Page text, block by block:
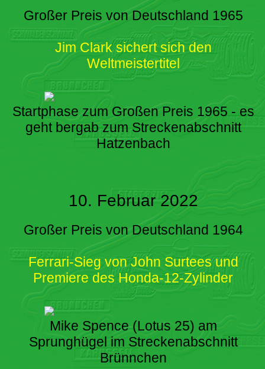
Großer Preis von Deutschland 1965
Jim Clark sichert sich den
Weltmeistertitel
Startphase zum Großen Preis 1965 - es
geht bergab zum Streckenabschnitt
Hatzenbach
10. Februar 2022
Großer Preis von Deutschland 1964
Ferrari-Sieg von John Surtees und
Premiere des Honda-12-Zylinder
Mike Spence (Lotus 25) am
Sprunghügel im Streckenabschnitt
Brünnchen